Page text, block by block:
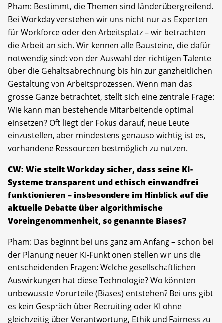
Pham: Bestimmt, die Themen sind länderübergreifend.
Bei Workday verstehen wir uns nicht nur als Experten
für Workforce oder den Arbeitsplatz – wir betrachten
die Arbeit an sich. Wir kennen alle Bausteine, die dafür
notwendig sind: von der Auswahl der richtigen Talente
über die Gehaltsabrechnung bis hin zur ganzheitlichen
Gestaltung von Arbeitsprozessen. Wenn man das
grosse Ganze betrachtet, stellt sich eine zentrale Frage:
Wie kann man bestehende Mitarbeitende optimal
einsetzen? Oft liegt der Fokus darauf, neue Leute
einzustellen, aber mindestens genauso wichtig ist es,
vorhandene Ressourcen bestmöglich zu nutzen.
CW: Wie stellt Workday sicher, dass seine KI-
Systeme transparent und ethisch einwandfrei
funktionieren – insbesondere im Hinblick auf die
aktuelle Debatte über algorithmische
Voreingenommenheit, so genannte Biases?
Pham: Das beginnt bei uns ganz am Anfang – schon bei
der Planung neuer KI-Funktionen stellen wir uns die
entscheidenden Fragen: Welche gesellschaftlichen
Auswirkungen hat diese Technologie? Wo könnten
unbewusste Vorurteile (Biases) entstehen? Bei uns gibt
es kein Gespräch über Recruiting oder KI ohne
gleichzeitig über Verantwortung, Ethik und Fairness zu